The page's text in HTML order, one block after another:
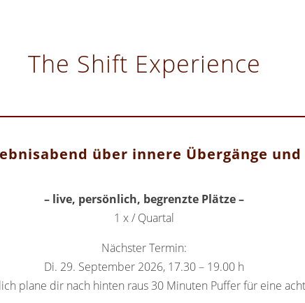
The Shift Experience
über innere Übergänge
– live, persönlich, begrenzte Plätze –
1 x / Quartal
Nächster Termin:
Di. 29. September 2026, 17.30 – 19.00 h
plane dir nach hinten raus 30 Minuten Puffer für eine